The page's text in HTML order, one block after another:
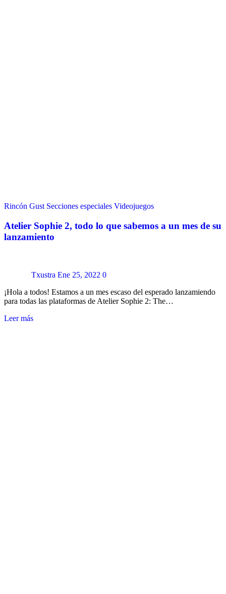
Rincón Gust Secciones especiales Videojuegos
Atelier Sophie 2, todo lo que sabemos a un mes de su
lanzamiento
Txustra Ene 25, 2022 0
¡Hola a todos! Estamos a un mes escaso del esperado lanzamiendo
para todas las plataformas de Atelier Sophie 2: The…
Leer más